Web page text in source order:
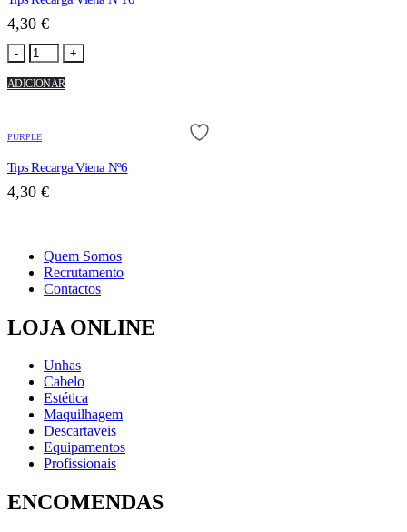
4,30 €
- +
ADICIONAR
PURPLE
Tips Recarga Viena Nº6
4,30 €
Quem Somos
Recrutamento
Contactos
LOJA ONLINE
Unhas
Cabelo
Estética
Maquilhagem
Descartaveis
Equipamentos
Profissionais
ENCOMENDAS